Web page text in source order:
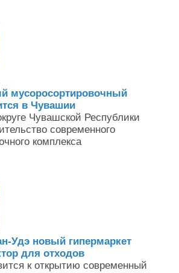
мусоросортировочный
в Чувашии
Чувашской Республики
современного
комплекса
Удэ новый гипермаркет
для отходов
к открытию современный